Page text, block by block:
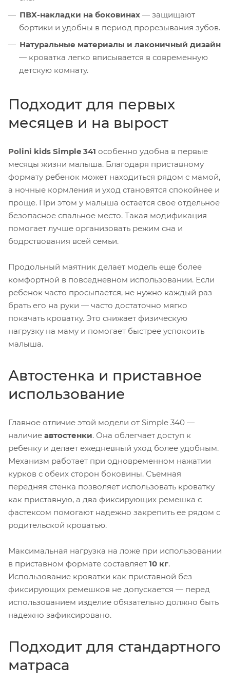
ПВХ-накладки на боковинах — защищают
бортики и удобны в период прорезывания зубов.
Натуральные материалы и лаконичный дизайн
— кроватка легко вписывается в современную
детскую комнату.
Подходит для первых
месяцев и на вырост
Polini kids Simple 341 особенно удобна в первые
месяцы жизни малыша. Благодаря приставному
формату ребенок может находиться рядом с мамой,
а ночные кормления и уход становятся спокойнее и
проще. При этом у малыша остается свое отдельное
безопасное спальное место. Такая модификация
помогает лучше организовать режим сна и
бодрствования всей семьи.
Продольный маятник делает модель еще более
комфортной в повседневном использовании. Если
ребенок часто просыпается, не нужно каждый раз
брать его на руки — часто достаточно мягко
покачать кроватку. Это снижает физическую
нагрузку на маму и помогает быстрее успокоить
малыша.
Автостенка и приставное
использование
Главное отличие этой модели от Simple 340 —
наличие автостенки. Она облегчает доступ к
ребенку и делает ежедневный уход более удобным.
Механизм работает при одновременном нажатии
курков с обеих сторон боковины. Съемная
передняя стенка позволяет использовать кроватку
как приставную, а два фиксирующих ремешка с
фастексом помогают надежно закрепить ее рядом с
родительской кроватью.
Максимальная нагрузка на ложе при использовании
в приставном формате составляет 10 кг.
Использование кроватки как приставной без
фиксирующих ремешков не допускается — перед
использованием изделие обязательно должно быть
надежно зафиксировано.
Подходит для стандартного
матраса